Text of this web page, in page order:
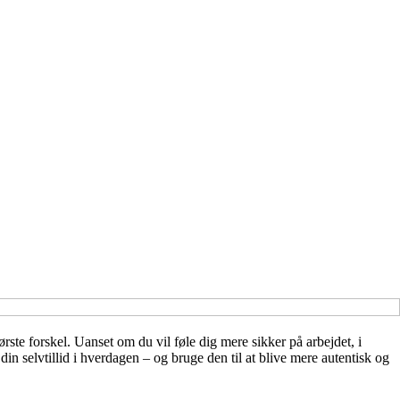
forskel. Uanset om du vil føle dig mere sikker på arbejdet, i
selvtillid i hverdagen – og bruge den til at blive mere autentisk og